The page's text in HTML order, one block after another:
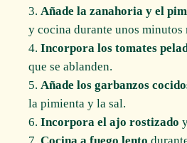
Añade la zanahoria y el
y cocina durante unos minutos
Incorpora los tomates
que se ablanden.
Añade los garbanzos
la pimienta y la sal.
Incorpora el ajo rostizado
Cocina a fuego lento